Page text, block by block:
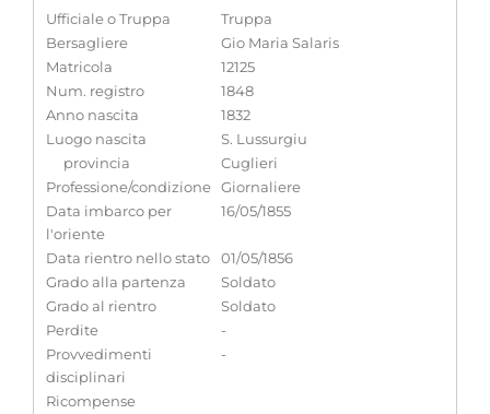
Ufficiale o Truppa
Truppa
Bersagliere
Gio Maria Salaris
Matricola
12125
Num. registro
1848
Anno nascita
1832
Luogo nascita
S. Lussurgiu
provincia
Cuglieri
Professione/condizione Giornaliere
Data imbarco per
l'oriente
16/05/1855
Data rientro nello stato
01/05/1856
Grado alla partenza
Soldato
Grado al rientro
Soldato
Perdite
-
Provvedimenti
disciplinari
-
Ricompense